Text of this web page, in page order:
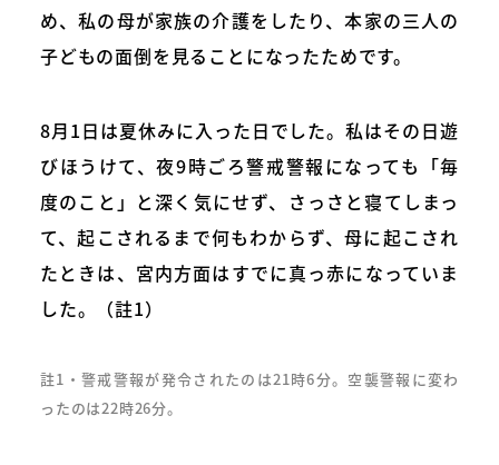
め、私の母が家族の介護をしたり、本家の三人の
子どもの面倒を見ることになったためです。
8月1日は夏休みに入った日でした。私はその日遊
びほうけて、夜9時ごろ警戒警報になっても「毎
度のこと」と深く気にせず、さっさと寝てしまっ
て、起こされるまで何もわからず、母に起こされ
たときは、宮内方面はすでに真っ赤になっていま
した。（註1）
註1・警戒警報が発令されたのは21時6分。空襲警報に変わ
ったのは22時26分。